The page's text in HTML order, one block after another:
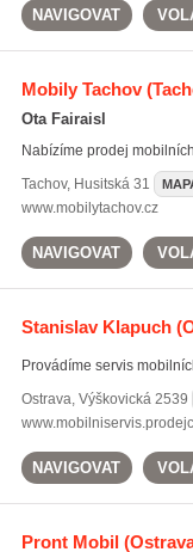
NAVIGOVAT
Mobily Tachov
Ota Fairaisl
Nabízíme prodej
Tachov, Husitská 31
www.mobilytachov.cz
NAVIGOVAT
Stanislav Klapuch
Provádíme servis
Ostrava, Výškovická 2539
NAVIGOVAT
Pront Mobil